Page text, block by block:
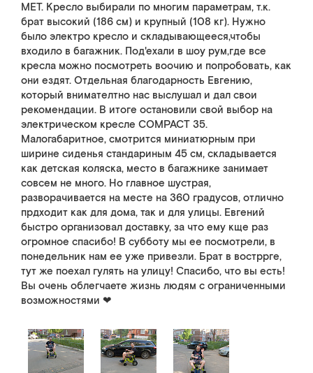
МЕТ. Кресло выбирали по многим параметрам, т.к.
брат высокий (186 см) и крупный (108 кг). Нужно
было электро кресло и складывающееся,чтобы
входило в багажник. Под'ехали в шоу рум,где все
кресла можно посмотреть воочию и попробовать, как
они ездят. Отдельная благодарность Евгению,
который внимателтно нас выслушал и дал свои
рекомендации. В итоге остановили свой выбор на
электрическом кресле COMPACT 35.
Малогабаритное, смотрится миниатюрным при
ширине сиденья стандариным 45 см, складывается
как детская коляска, место в багажнике занимает
совсем не много. Но главное шустрая,
разворачивается на месте на 360 градусов, отлично
прдходит как для дома, так и для улицы. Евгений
быстро организовал доставку, за что ему кще раз
огромное спасибо! В субботу мы ее посмотрели, в
понедельник нам ее уже привезли. Брат в востррге,
тут же поехал гулять на улицу! Спасибо, что вы есть!
Вы очень облегчаете жизнь людям с ограниченными
возможностями ❤